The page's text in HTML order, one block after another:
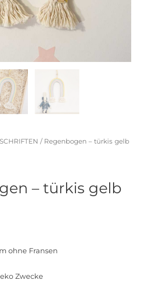
/ Regenbogen – türkis gelb
– türkis gelb
ohne Fransen
Zwecke